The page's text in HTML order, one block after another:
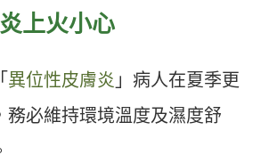
上火小心
異位性皮膚炎 」病人在夏季更
務必維持環境溫度及濕度舒